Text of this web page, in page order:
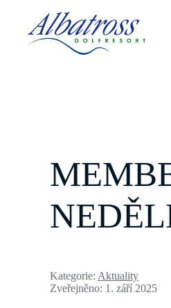
Kategorie: Aktuality
Zveřejněno: 1. září 2025